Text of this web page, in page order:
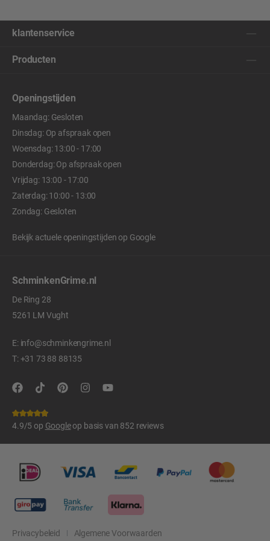
klantenservice
Producten
Openingstijden
Maandag: Gesloten
Dinsdag: Op afspraak open
Woensdag: 13:00 - 17:00
Donderdag: Op afspraak open
Vrijdag: 13:00 - 17:00
Zaterdag: 10:00 - 13:00
Zondag: Gesloten
Bekijk actuele openingstijden op Google
SchminkenGrime.nl
De Ring 28
5261 LM Vught
E: info@schminkengrime.nl
T:+31 73 88 88135
4.9/5 op Googleop basis van 852 reviews
Privacybeleid Algemene Voorwaarden